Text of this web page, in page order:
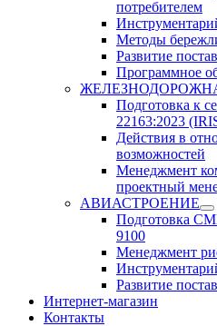
потребителем
Методы
Развитие
Программное
Подготовка к
22163:2023
Действия в
возможностей
Менеджмент
проектный
АВИАСТРОЕНИЕ
Подготовка
9100
Менеджмент
Развитие
Интернет-магазин
Контакты